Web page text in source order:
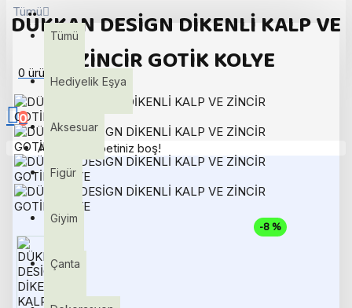
Tümü
Tümü
Hediyelik Eşya
Aksesuar
Figür
Giyim
Çanta
0 ürün - 0,00TL
0
Alışveriş sepetiniz boş!
DÜKKAN DESİGN DİKENLİ KALP VE
ZİNCİR GOTİK KOLYE
-8 %